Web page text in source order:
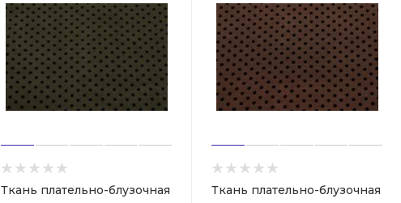
Ткань плательно-блузочная
Ткань плательно-блузочная